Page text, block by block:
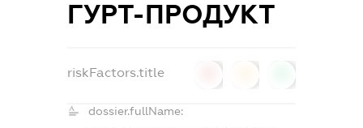
ГУРТ-ПРОДУКТ
riskFactors.title
dossier.fullName: